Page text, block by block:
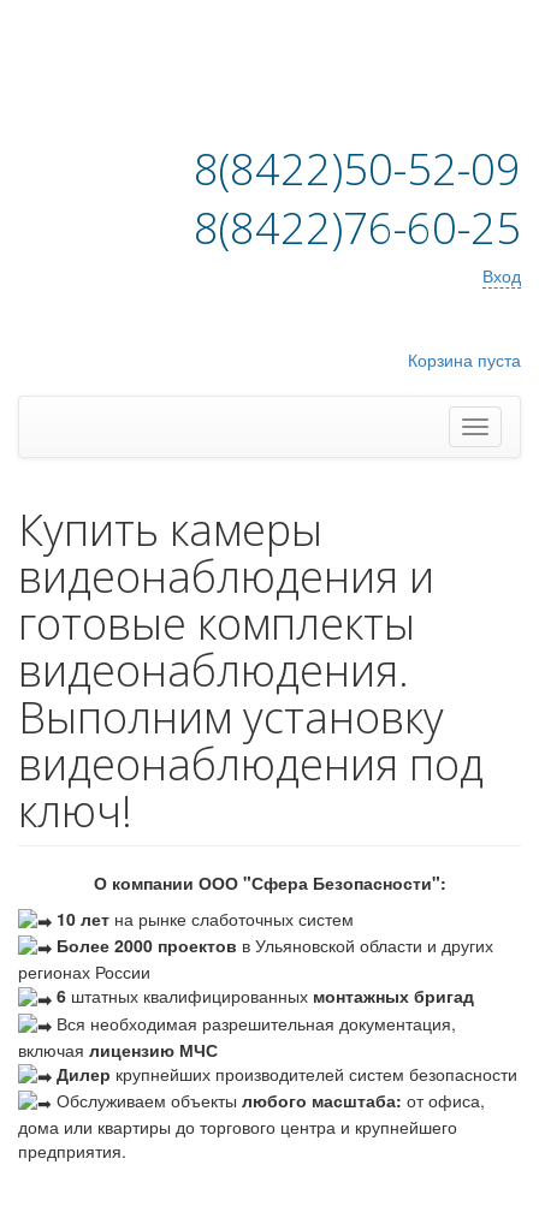
8(8422)50-52-09
8(8422)76-60-25
Вход
Корзина пуста
Купить камеры
видеонаблюдения и
готовые комплекты
видеонаблюдения.
Выполним установку
видеонаблюдения под
ключ!
О компании ООО "Сфера Безопасности":
10 лет на рынке слаботочных систем
Более 2000 проектов в Ульяновской области и других
регионах России
6 штатных квалифицированных монтажных бригад
Вся необходимая разрешительная документация,
включая лицензию МЧС
Дилер крупнейших производителей систем безопасности
Обслуживаем объекты любого масштаба: от офиса,
дома или квартиры до торгового центра и крупнейшего
предприятия.